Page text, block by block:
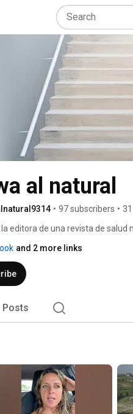
al natural
• 97 subscribers •
la editora de una revista de
post personal que hago en
que se me ocurrió crear estos
que me han ayudado a mi
and 2 more links
Posts